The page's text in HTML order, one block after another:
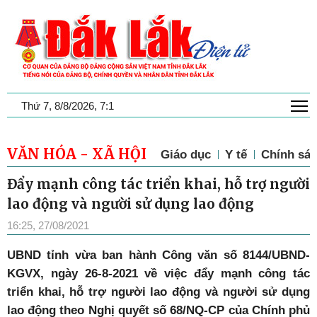
Thứ 7, 8/8/2026, 7:1
VĂN HÓA - XÃ HỘI Giáo dục Y tế Chính
Đẩy mạnh công tác triển khai, hỗ trợ người
lao động và người sử dụng lao động
16:25, 27/08/2021
UBND tỉnh vừa ban hành Công văn số 8144/UBND-
KGVX, ngày 26-8-2021 về việc đẩy mạnh công tác
triển khai, hỗ trợ người lao động và người sử dụng
lao động theo Nghị quyết số 68/NQ-CP của Chính phủ